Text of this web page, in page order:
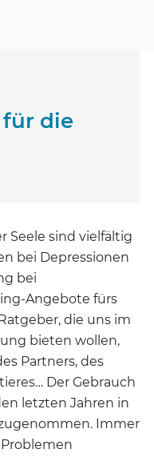
für die
Seele sind vielfältig
bei Depressionen
bei
Angebote fürs
die uns im
bieten wollen,
Partners, des
Der Gebrauch
letzten Jahren in
Immer